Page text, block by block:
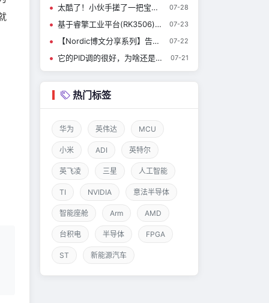
太酷了！小伙手搓了一把宝剑！有剑魂的那种…… 07-28
基于睿擎工业平台(RK3506)移植 OpenCV 并结合 YOLO 实现光伏红外故障检测 07-23
【Nordic博文分享系列】告别“AI幻觉”！让 Ai 真正读懂nRF Connect SDK 07-22
它的PID调的很好，为啥还是有温差？分析一下这个有趣的烘干器…… 07-21
热门标签
华为 英伟达 MCU
小米 ADI 英特尔
英飞凌 三星 人工智能
TI NVIDIA 意法半导体
智能座舱 Arm AMD
台积电 半导体 FPGA
ST 新能源汽车